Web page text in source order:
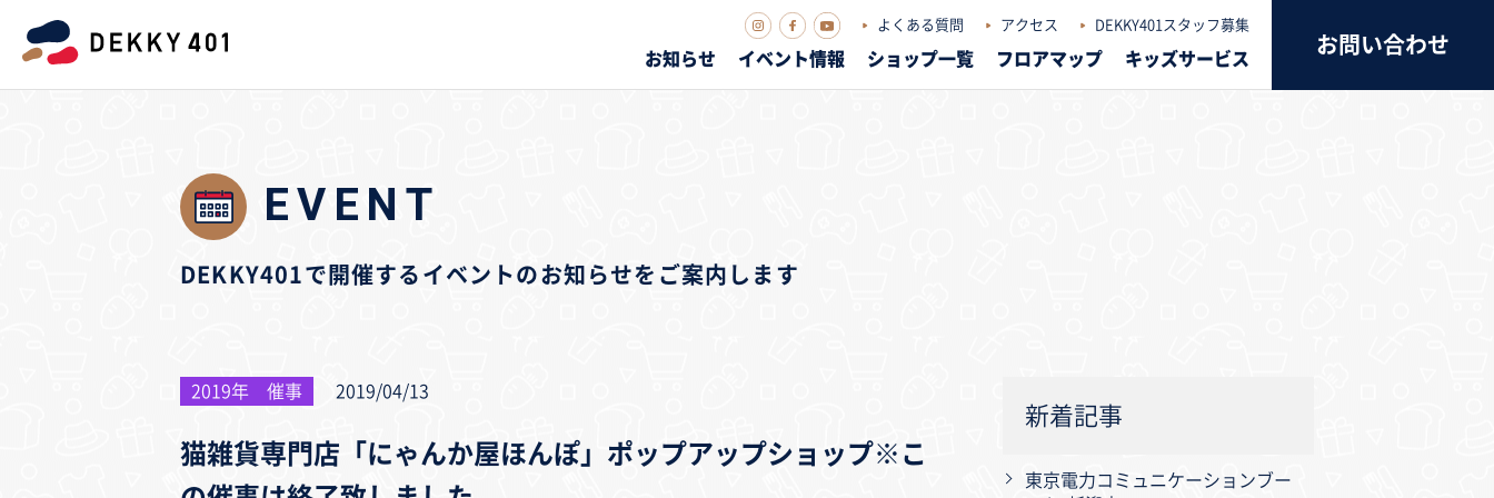
よくある質問 アクセス DEKKY401スタッフ募集
お知らせ イベント情報 ショップ一覧 フロアマップ キッズサービス
お問い合わせ
EVENT
DEKKY401で開催するイベントのお知らせをご案内します
2019年 催事 2019/04/13
猫雑貨専門店「にゃんか屋ほんぽ」ポップアップショップ※こ
新着記事
東京電力コミュニケーションブー